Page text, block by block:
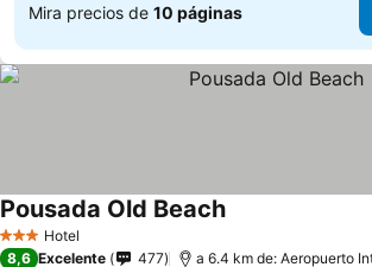
Mira precios de 10 páginas
3 Estrellas
Hotel
Pousada Old BeachVer precios
8,6 Excelente 477 a 6.4 km de: Aeropuerto